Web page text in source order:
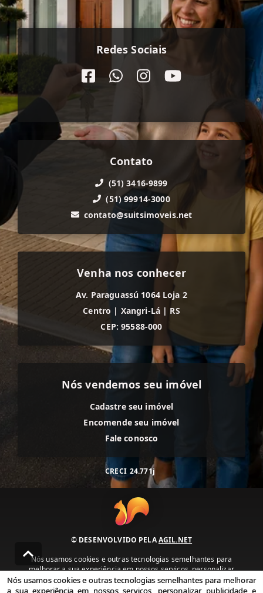
Redes Sociais
Contato
(51) 3416-9899
(51) 99914-3000
contato@suitsimoveis.net
Venha nos conhecer
Av. Paraguassú 1064 Loja 2
Centro | Xangri-Lá | RS
CEP: 95588-000
Nós vendemos seu imóvel
Cadastre seu imóvel
Encomende seu imóvel
Fale conosco
CRECI 24.771j
© DESENVOLVIDO PELAAGIL.NET
Nós usamos cookies e outras tecnologias semelhantes para
melhorar a sua experiência em nossos serviços, personalizar
publicidade e recomendar conteúdo de seu interesse. Ao utilizar
nossos serviços, você concorda com nossa política de privacidade e
Nós usamos cookies e outras tecnologias semelhantes para melhorar
a sua experiência em nossos serviços, personalizar publicidade e